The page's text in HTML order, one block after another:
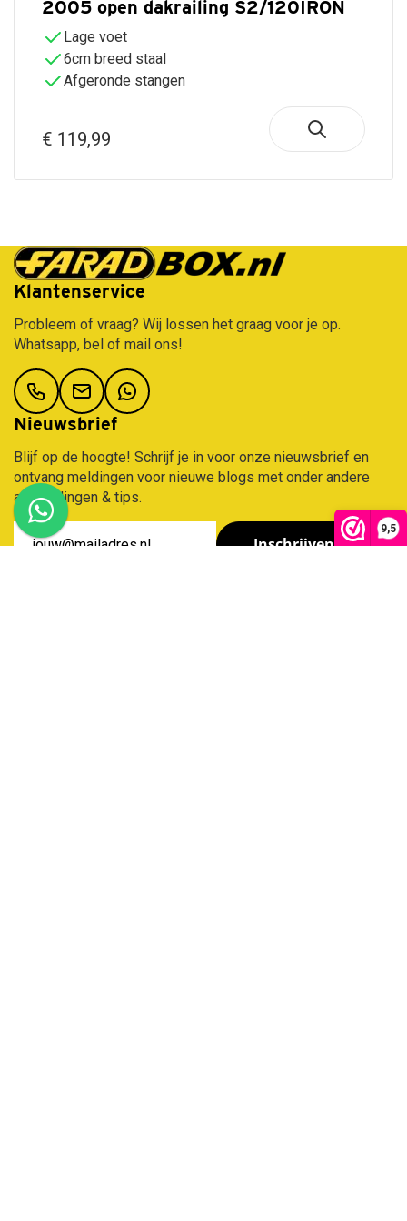
9,5
2005 open dakrailing S2/120IRON
Lage voet
6cm breed staal
Afgeronde stangen
€ 119,99
Klantenservice
Probleem of vraag? Wij lossen het graag voor je op.
Whatsapp, bel of mail ons!
Nieuwsbrief
Blijf op de hoogte! Schrijf je in voor onze nieuwsbrief en
ontvang meldingen voor nieuwe blogs met onder andere
aanbiedingen & tips.
Inschrijven